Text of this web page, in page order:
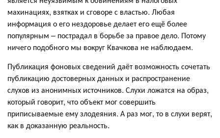
махинациях, взятках и сговоре с властью. Любая
информация о его нездоровье делает его ещё более
популярным – пострадал в борьбе за правое дело. Потому
ничего подобного мы вокруг Квачкова не наблюдаем.
Публикация фоновых сведений даёт возможность сочетать
публикацию достоверных данных и распространение
слухов из анонимных источников. Слухи ложатся на образ,
который говорит, что объект мог совершить
приписываемые ему злодеяния. А раз мог, то в слухи верят,
как в доказанную реальность.